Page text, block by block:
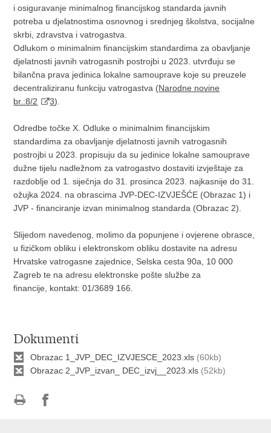
i osiguravanje minimalnog financijskog standarda javnih
potreba u djelatnostima osnovnog i srednjeg školstva, socijalne
skrbi, zdravstva i vatrogastva.
Odlukom o minimalnim financijskim standardima za obavljanje
djelatnosti javnih vatrogasnih postrojbi u 2023. utvrđuju se
bilančna prava jedinica lokalne samouprave koje su preuzele
decentraliziranu funkciju vatrogastva (Narodne novine
br.:8/2
3).
Odredbe točke X. Odluke o minimalnim financijskim
standardima za obavljanje djelatnosti javnih vatrogasnih
postrojbi u 2023. propisuju da su jedinice lokalne samouprave
dužne tijelu nadležnom za vatrogastvo dostaviti izvještaje za
razdoblje od 1. siječnja do 31. prosinca 2023. najkasnije do 31.
ožujka 2024. na obrascima JVP-DEC-IZVJEŠĆE (Obrazac 1) i
JVP - financiranje izvan minimalnog standarda (Obrazac 2).
Slijedom navedenog, molimo da popunjene i ovjerene obrasce,
u fizičkom obliku i elektronskom obliku dostavite na adresu
Hrvatske vatrogasne zajednice, Selska cesta 90a, 10 000
Zagreb te na adresu elektronske pošte službe za
financije, kontakt: 01/3689 166.
Dokumenti
Obrazac 1_JVP_DEC_IZVJESCE_2023.xls (60kb)
Obrazac 2_JVP_izvan_ DEC_izvj__2023.xls (52kb)